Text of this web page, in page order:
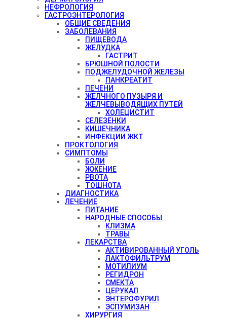
НЕФРОЛОГИЯ
ГАСТРОЭНТЕРОЛОГИЯ
ОБЩИЕ СВЕДЕНИЯ
ЗАБОЛЕВАНИЯ
ПИЩЕВОДА
ЖЕЛУДКА
ГАСТРИТ
БРЮШНОЙ ПОЛОСТИ
ПОДЖЕЛУДОЧНОЙ ЖЕЛЕЗЫ
ПАНКРЕАТИТ
ПЕЧЕНИ
ЖЕЛЧНОГО ПУЗЫРЯ И
ЖЕЛЧЕВЫВОДЯЩИХ ПУТЕЙ
ХОЛЕЦИСТИТ
СЕЛЕЗЕНКИ
КИШЕЧНИКА
ИНФЕКЦИИ ЖКТ
ПРОКТОЛОГИЯ
СИМПТОМЫ
БОЛИ
ЖЖЕНИЕ
РВОТА
ТОШНОТА
ДИАГНОСТИКА
ЛЕЧЕНИЕ
ПИТАНИЕ
НАРОДНЫЕ СПОСОБЫ
КЛИЗМА
ТРАВЫ
ЛЕКАРСТВА
АКТИВИРОВАННЫЙ УГОЛЬ
ЛАКТОФИЛЬТРУМ
МОТИЛИУМ
РЕГИДРОН
СМЕКТА
ЦЕРУКАЛ
ЭНТЕРОФУРИЛ
ЭСПУМИЗАН
ХИРУРГИЯ